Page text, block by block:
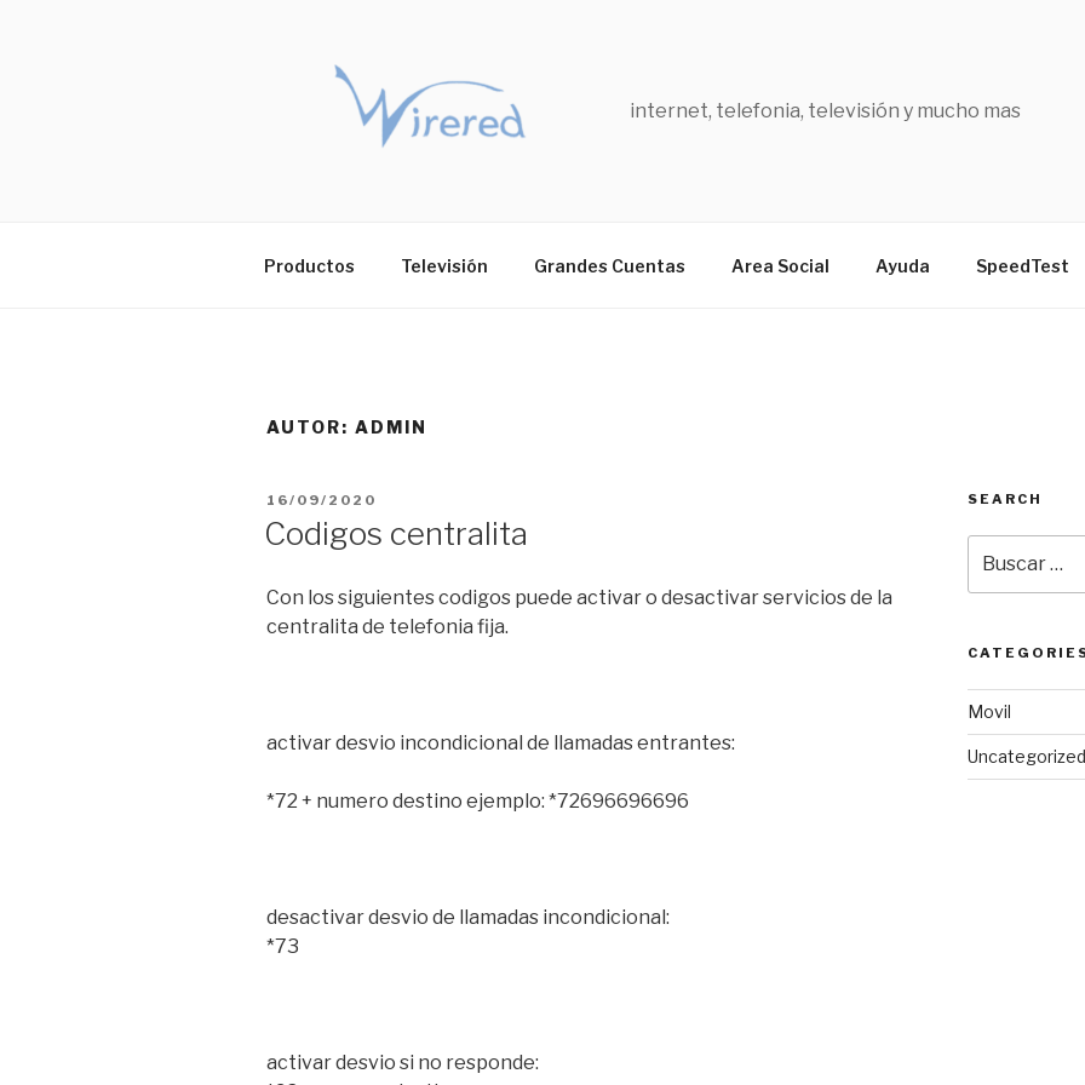
internet, telefonia, televisión y mucho mas
Productos Televisión Grandes Cuentas Area Social Ayuda SpeedTest
AUTOR: ADMIN
PUBLICADO
16/09/2020
Codigos centralita
Con los siguientes codigos puede activar o desactivar servicios de la
centralita de telefonia fija.
activar desvio incondicional de llamadas entrantes:
*72 + numero destino ejemplo: *72696696696
desactivar desvio de llamadas incondicional:
*73
activar desvio si no responde:
SEARCH
por:
Movil
Uncategorized